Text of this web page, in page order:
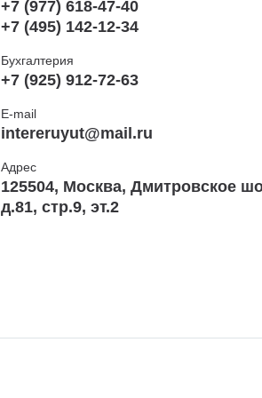
+7 (977) 618-47-40
+7 (495) 142-12-34
Бухгалтерия
+7 (925) 912-72-63
E-mail
intereruyut@mail.ru
Адрес
125504, Москва, Дмитровское
д.81, стр.9, эт.2